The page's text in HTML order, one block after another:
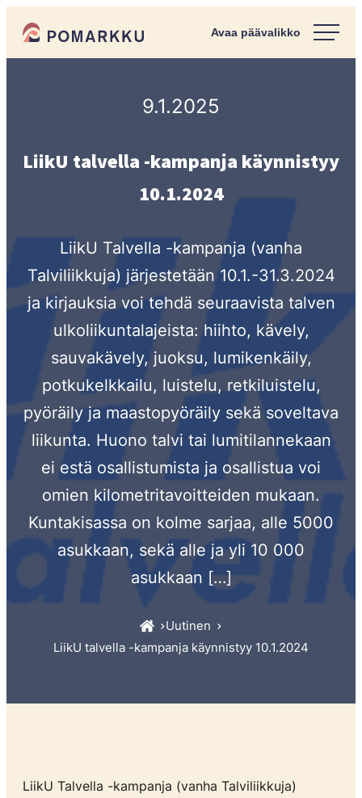
Siirry
suoraan
Pomarkun kunta
9.1.2025
LiikU talvella -kampanja käynnistyy
10.1.2024
LiikU Talvella -kampanja (vanha
Talviliikkuja) järjestetään 10.1.-31.3.2024
ja kirjauksia voi tehdä seuraavista talven
ulkoliikuntalajeista: hiihto, kävely,
sauvakävely, juoksu, lumikenkäily,
potkukelkkailu, luistelu, retkiluistelu,
pyöräily ja maastopyöräily sekä soveltava
liikunta. Huono talvi tai lumitilannekaan
ei estä osallistumista ja osallistua voi
omien kilometritavoitteiden mukaan.
Kuntakisassa on kolme sarjaa, alle 5000
asukkaan, sekä alle ja yli 10 000
asukkaan […]
Uutinen
LiikU talvella -kampanja käynnistyy 10.1.2024
LiikU Talvella -kampanja (vanha Talviliikkuja)